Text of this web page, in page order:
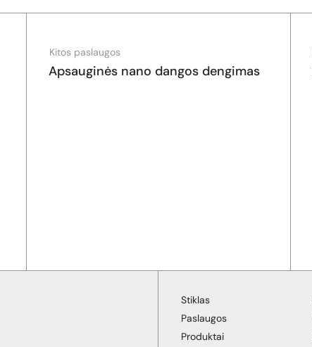
Kitos paslaugos
Apsauginės nano dangos dengimas
Stiklas
Paslaugos
Produktai